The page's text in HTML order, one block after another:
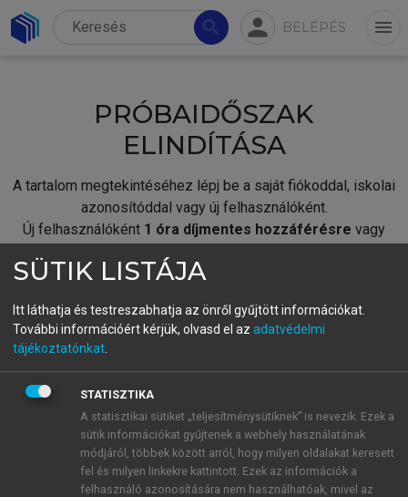
search person BELÉPÉS menu
PRÓBAIDŐSZAK
ELINDÍTÁSA
A tartalom megtekintéséhez lépj be a saját fiókoddal, iskolai
azonosítóddal vagy új felhasználóként.
Új felhasználóként 1 óra díjmentes hozzáférésre vagy
fiókoddal,vagy hozz létre új fiókot.
A regisztráció után apróbaidőszakautomatikusan
BELÉPÉS SAJÁT FIÓKKAL
ÚJ FIÓK LÉTREHOZÁSA
1 óra díjmentes hozzáférés
SÜTIK LISTÁJA
Itt láthatja és testreszabhatja az önről gyűjtött információkat.
További információért kérjük, olvasd el az adatvédelmi
tájékoztatónkat
STATISZTIKA
A statisztikai sütiket „teljesítménysütiknek” is nevezik. Ezek a
sütik információkat gyűjtenek a webhely használatának
módjáról, többek között arról, hogy milyen oldalakat keresett
fel és milyen linkekre kattintott. Ezek az információk a
felhasználó azonosítására nem használhatóak, mivel az